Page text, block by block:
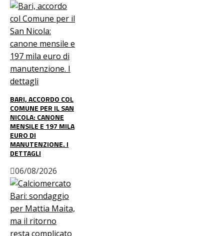
BARI, ACCORDO COL
COMUNE PER IL SAN
NICOLA: CANONE
MENSILE E 197 MILA
EURO DI
MANUTENZIONE. I
DETTAGLI
06/08/2026